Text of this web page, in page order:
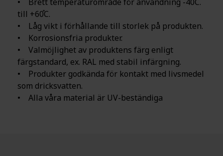
till +60֯C.
• Låg vikt i förhållande till storlek på produkten.
• Korrosionsfria produkter.
• Valmöjlighet av produktens färg enligt
färgstandard, ex. RAL med stabil infärgning.
• Produkter godkända för kontakt med livsmedel
som dricksvatten.
• Alla våra material är UV-beständiga